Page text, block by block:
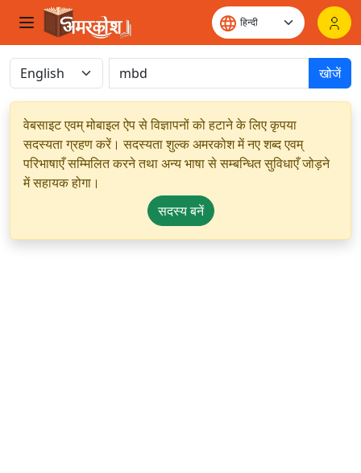
खोजें
वेबसाइट एवम् मोबाइल ऐप से विज्ञापनों को हटाने के लिए कृपया
सदस्यता ग्रहण करें। सदस्यता शुल्क अमरकोश में नए शब्द एवम्
परिभाषाएँ सम्मिलित करने तथा अन्य भाषा से सम्बन्धित सुविधाएँ जोड़ने
में सहायक होगा।
सदस्य बनें